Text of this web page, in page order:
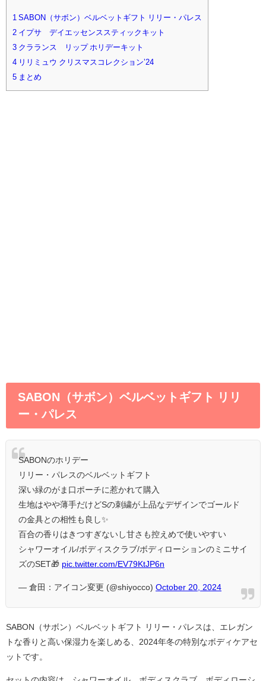
1 SABON（サボン）ベルベットギフト リリー・パレス
2 イプサ デイエッセンススティックキット
3 クラランス リップ ホリデーキット
4 リリミュウ クリスマスコレクションʼ24
5 まとめ
SABON（サボン）ベルベットギフト リリ
ー・パレス
SABONのホリデー
リリー・パレスのベルベットギフト
深い緑のがま口ポーチに惹かれて購入
生地はやや薄手だけどSの刺繍が上品なデザインでゴールド
の金具との相性も良し✨️
百合の香りはきつすぎないし甘さも控えめで使いやすい
シャワーオイル/ボディスクラブ/ボディローションのミニサイ
ズのSET🎁 pic.twitter.com/EV79KtJP6n
— 倉田：アイコン変更 (@shiyocco) October 20, 2024
SABON（サボン）ベルベットギフト リリー・パレスは、エレガン
トな香りと高い保湿力を楽しめる、2024年冬の特別なボディケアセ
ットです。